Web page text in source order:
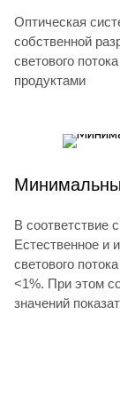
Оптическая
собственной
светового
продуктами
В соответствие
Естественное и
светового
<1%. При этом
значений